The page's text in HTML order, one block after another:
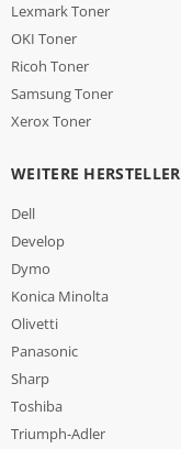
Lexmark Toner
OKI Toner
Ricoh Toner
Samsung Toner
Xerox Toner
WEITERE HERSTELLER
Dell
Develop
Dymo
Konica Minolta
Olivetti
Panasonic
Sharp
Toshiba
Triumph-Adler